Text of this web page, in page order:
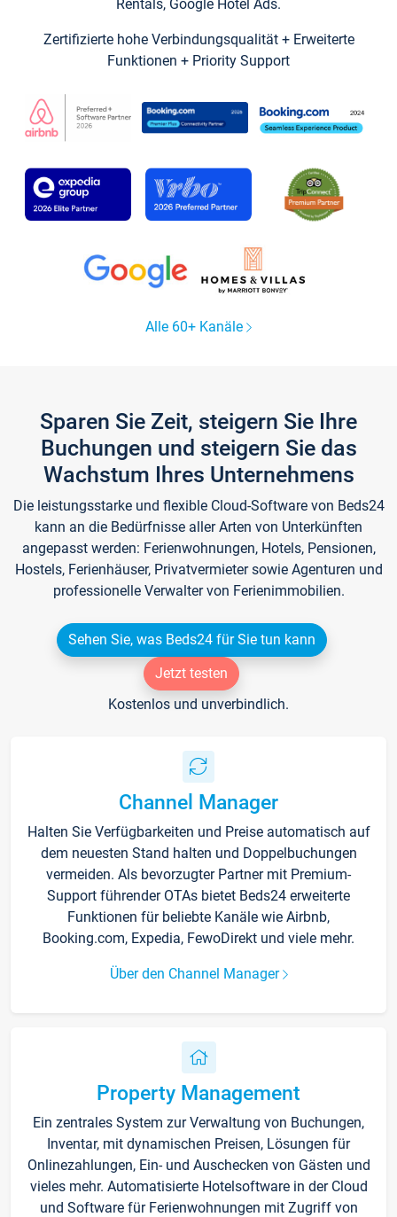
Rentals, Google Hotel Ads.
Zertifizierte hohe Verbindungsqualität + Erweiterte
Funktionen + Priority Support
Alle 60+ Kanäle
Sparen Sie Zeit, steigern Sie Ihre
Buchungen und steigern Sie das
Wachstum Ihres Unternehmens
Die leistungsstarke und flexible Cloud-Software von Beds24
kann an die Bedürfnisse aller Arten von Unterkünften
angepasst werden: Ferienwohnungen, Hotels, Pensionen,
Hostels, Ferienhäuser, Privatvermieter sowie Agenturen und
professionelle Verwalter von Ferienimmobilien.
Sehen Sie, was Beds24 für Sie tun kann
Jetzt testen
Kostenlos und unverbindlich.
Channel Manager
Halten Sie Verfügbarkeiten und Preise automatisch auf
dem neuesten Stand halten und Doppelbuchungen
vermeiden. Als bevorzugter Partner mit Premium-
Support führender OTAs bietet Beds24 erweiterte
Funktionen für beliebte Kanäle wie Airbnb,
Booking.com, Expedia, FewoDirekt und viele mehr.
Über den Channel Manager
Property Management
Ein zentrales System zur Verwaltung von Buchungen,
Inventar, mit dynamischen Preisen, Lösungen für
Onlinezahlungen, Ein- und Auschecken von Gästen und
vieles mehr. Automatisierte Hotelsoftware in der Cloud
und Software für Ferienwohnungen mit Zugriff von